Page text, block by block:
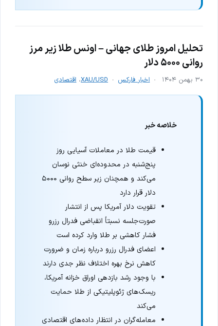
تحلیل امروز طلای جهانی – اونس طلا زیر مرز
روانی ۵۰۰۰ دلار
۳۰ بهمن ۱۴۰۴ اخبار فارکس XAU/USD، اقتصادی
خلاصه خبر
قیمت طلا در معاملات آسیایی روز
پنج‌شنبه در محدوده‌ای خنثی نوسان
می‌کند و همچنان زیر سطح روانی ۵۰۰۰
دلار قرار دارد
تقویت دلار آمریکا پس از انتشار
صورت‌جلسه نسبتاً انقباضی فدرال رزرو
فشار کاهشی بر طلا وارد کرده است
اعضای فدرال رزرو درباره زمان و ضرورت
کاهش نرخ بهره اختلاف نظر جدی دارند
با وجود رشد بازدهی اوراق خزانه آمریکا،
ریسک‌های ژئوپلیتیکی از طلا حمایت
می‌کند
معامله‌گران در انتظار داده‌های اقتصادی